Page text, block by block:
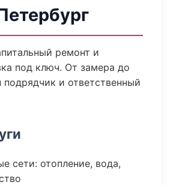
ремонт и
под ключ. От замера до
и ответственный
сети: отопление, вода,